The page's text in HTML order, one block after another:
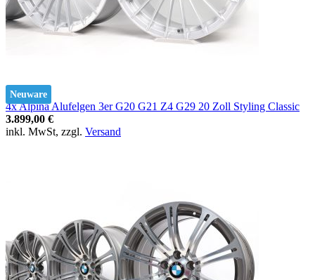
Neuware
4x Alpina Alufelgen 3er G20 G21 Z4 G29 20 Zoll Styling Classic
3.899,00 €
inkl. MwSt, zzgl. Versand